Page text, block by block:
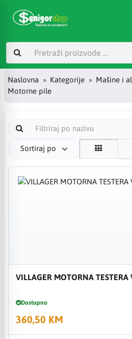
Naslovna Kategorije Mašine i
Motorne pile
Sortiraj po
VILLAGER MOTORNA TESTERA
Dostupno
360,50 KM